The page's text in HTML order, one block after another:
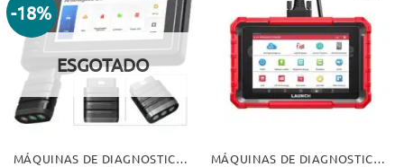
-18%
Adicionar
aos meus
desejos
ESGOTADO
MÁQUINAS DE DIAGNOSTICO E EXTRAS
Adicionar
aos meus
desejos
MÁQUINAS DE DIAGNOSTICO E EXTRAS